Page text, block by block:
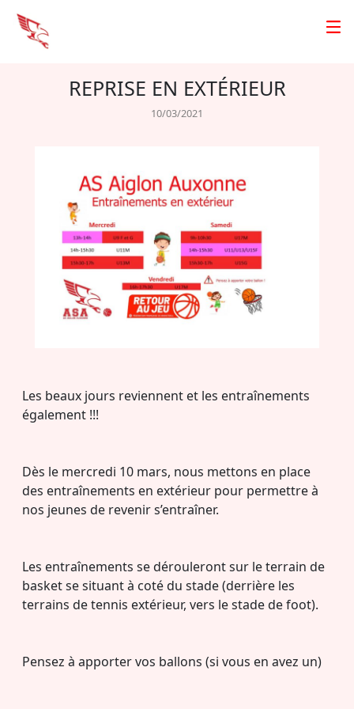
REPRISE EN EXTÉRIEUR
10/03/2021
Les beaux jours reviennent et les entraînements
également !!!
Dès le mercredi 10 mars, nous mettons en place
des entraînements en extérieur pour permettre à
nos jeunes de revenir s’entraîner.
Les entraînements se dérouleront sur le terrain de
basket se situant à coté du stade (derrière les
terrains de tennis extérieur, vers le stade de foot).
Pensez à apporter vos ballons (si vous en avez un)